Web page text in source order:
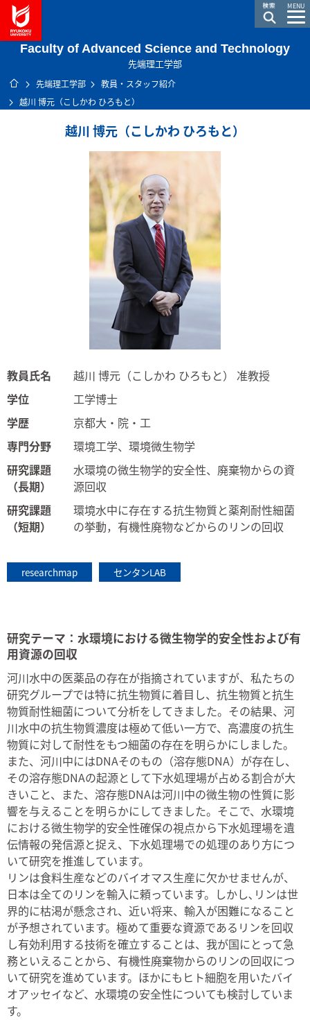
MENU
Faculty of Advanced Science and Technology
先端理工学部
ホーム
先端理工学部
教員・スタッフ紹介
越川 博元（こしかわ ひろもと）
越川 博元（こしかわ ひろもと）
教員氏名
越川 博元（こしかわ ひろもと） 准教授
学位
工学博士
学歴
京都大・院・工
専門分野
環境工学、環境微生物学
研究課題
（長期）
水環境の微生物学的安全性、廃棄物からの資
源回収
研究課題
（短期）
環境水中に存在する抗生物質と薬剤耐性細菌
の挙動，有機性廃物などからのリンの回収
researchmap センタンLAB
研究テーマ：水環境における微生物学的安全性および有
用資源の回収
河川水中の医薬品の存在が指摘されていますが、私たちの
研究グループでは特に抗生物質に着目し、抗生物質と抗生
物質耐性細菌について分析をしてきました。その結果、河
川水中の抗生物質濃度は極めて低い一方で、高濃度の抗生
物質に対して耐性をもつ細菌の存在を明らかにしました。
また、河川中にはDNAそのもの（溶存態DNA）が存在し、
その溶存態DNAの起源として下水処理場が占める割合が大
きいこと、また、溶存態DNAは河川中の微生物の性質に影
響を与えることを明らかにしてきました。そこで、水環境
における微生物学的安全性確保の視点から下水処理場を遺
伝情報の発信源と捉え、下水処理場での処理のあり方につ
いて研究を推進しています。
リンは食料生産などのバイオマス生産に欠かせませんが、
日本は全てのリンを輸入に頼っています。しかし､リンは世
界的に枯渇が懸念され、近い将来、輸入が困難になること
が予想されています。極めて重要な資源であるリンを回収
し有効利用する技術を確立することは、我が国にとって急
務といえることから、有機性廃棄物からのリンの回収につ
いて研究を進めています。ほかにもヒト細胞を用いたバイ
オアッセイなど、水環境の安全性についても検討していま
す。